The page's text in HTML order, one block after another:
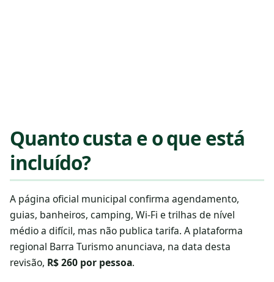
Quanto custa e o que está
incluído?
A página oficial municipal confirma agendamento,
guias, banheiros, camping, Wi-Fi e trilhas de nível
médio a difícil, mas não publica tarifa. A plataforma
regional Barra Turismo anunciava, na data desta
revisão, R$ 260 por pessoa.